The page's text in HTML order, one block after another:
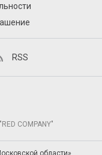
RSS
COMPANY"
области»